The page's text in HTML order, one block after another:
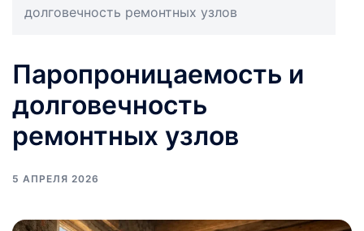
долговечность ремонтных узлов
Паропроницаемость и
долговечность
ремонтных узлов
5 АПРЕЛЯ 2026